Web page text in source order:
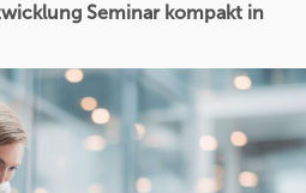
Seminar kompakt in